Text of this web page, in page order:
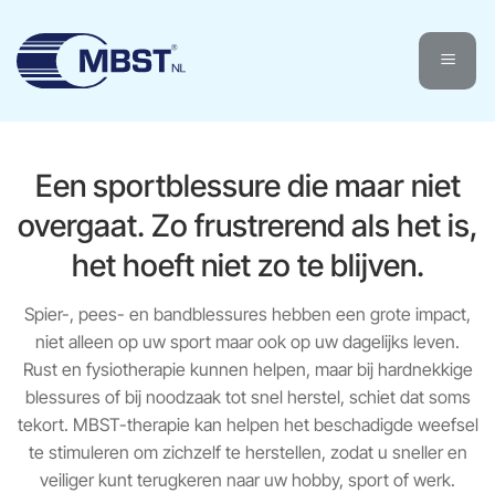
naar
inhoud
Een sportblessure die maar niet
overgaat. Zo frustrerend als het is,
het hoeft niet zo te blijven.
Spier-, pees- en bаndblessures hebben een grote impact,
niet alleen op uw sport maar ook op uw dagelijks leven.
Rust en fysiotherapie kunnen helpen, maar bij hardnekkige
blessures of bij noodzaak tot snel herstel, schiet dat soms
tekort. MBST-therapie kan helpen het beschadigde weefsel
te stimuleren om zichzelf te herstellen, zodat u sneller en
veiliger kunt terugkeren naar uw hobby, sport of werk.